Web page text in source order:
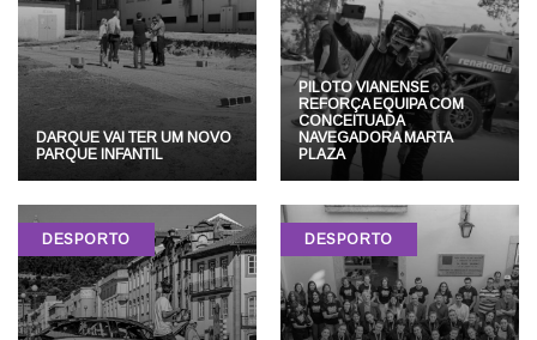
DARQUE VAI TER UM NOVO
PARQUE INFANTIL
PILOTO VIANENSE
REFORÇA EQUIPA COM
CONCEITUADA
NAVEGADORA MARTA
PLAZA
DESPORTO DESPORTO